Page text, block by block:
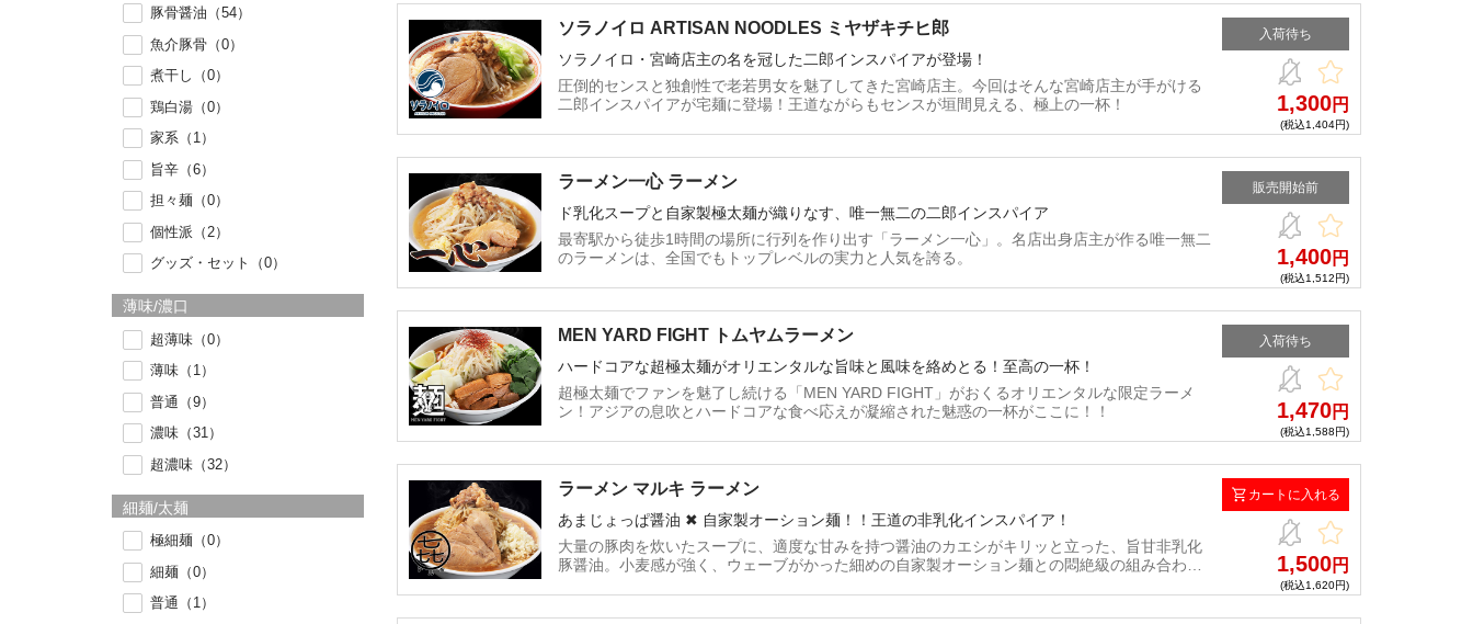
豚骨醤油（54）
魚介豚骨（0）
煮干し（0）
鶏白湯（0）
家系（1）
旨辛（6）
担々麺（0）
個性派（2）
グッズ・セット（0）
薄味/濃口
超薄味（0）
薄味（1）
普通（9）
濃味（31）
超濃味（32）
細麺/太麺
極細麺（0）
細麺（0）
普通（1）
入荷待ち
ソラノイロ ARTISAN NOODLES ミヤザキチヒ郎
ソラノイロ・宮崎店主の名を冠した二郎インスパイアが登場！
圧倒的センスと独創性で老若男女を魅了してきた宮崎店主。今回はそんな宮崎店主が手がける
二郎インスパイアが宅麺に登場！王道ながらもセンスが垣間見える、極上の一杯！
1,300円
(税込1,404円)
販売開始前
ラーメン一心 ラーメン
ド乳化スープと自家製極太麺が織りなす、唯一無二の二郎インスパイア
最寄駅から徒歩1時間の場所に行列を作り出す「ラーメン一心」。名店出身店主が作る唯一無二
のラーメンは、全国でもトップレベルの実力と人気を誇る。
1,400円
(税込1,512円)
入荷待ち
MEN YARD FIGHT トムヤムラーメン
ハードコアな超極太麺がオリエンタルな旨味と風味を絡めとる！至高の一杯！
超極太麺でファンを魅了し続ける「MEN YARD FIGHT」がおくるオリエンタルな限定ラーメ
ン！アジアの息吹とハードコアな食べ応えが凝縮された魅惑の一杯がここに！！
1,470円
(税込1,588円)
カートに入れる
ラーメン マルキ ラーメン
あまじょっぱ醤油 ✖︎ 自家製オーション麺！！王道の非乳化インスパイア！
大量の豚肉を炊いたスープに、適度な甘みを持つ醤油のカエシがキリッと立った、旨甘非乳化
豚醤油。小麦感が強く、ウェーブがかった細めの自家製オーション麺との悶絶級の組み合わせ
1,500円
(税込1,620円)